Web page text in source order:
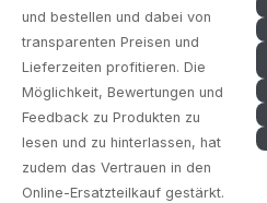
und bestellen und dabei von
transparenten Preisen und
Lieferzeiten profitieren. Die
Möglichkeit, Bewertungen und
Feedback zu Produkten zu
lesen und zu hinterlassen, hat
zudem das Vertrauen in den
Online-Ersatzteilkauf gestärkt.